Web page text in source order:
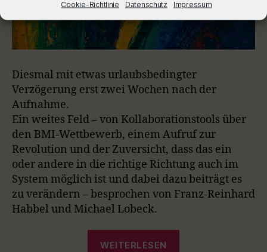
Cookie-Richtlinie Datenschutz Impressum
Diesmal mit etwas urlaubsbedingter
Verzögerung erst zwei Wochen nach der
Aufnahme.
Ein weites Feld – von Kollaborationstools über
den BMI-Wettbewerb, einem Aufruf zur
Revolution und der Zuversicht, dass das ein
oder andere in die richtige Richtung auch im
System möglich ist und dabei dazu beiträgt es
zu verändern – besprochen von Franz-Reinhard
Habbel und Michael Lobeck.
WEITERLESEN